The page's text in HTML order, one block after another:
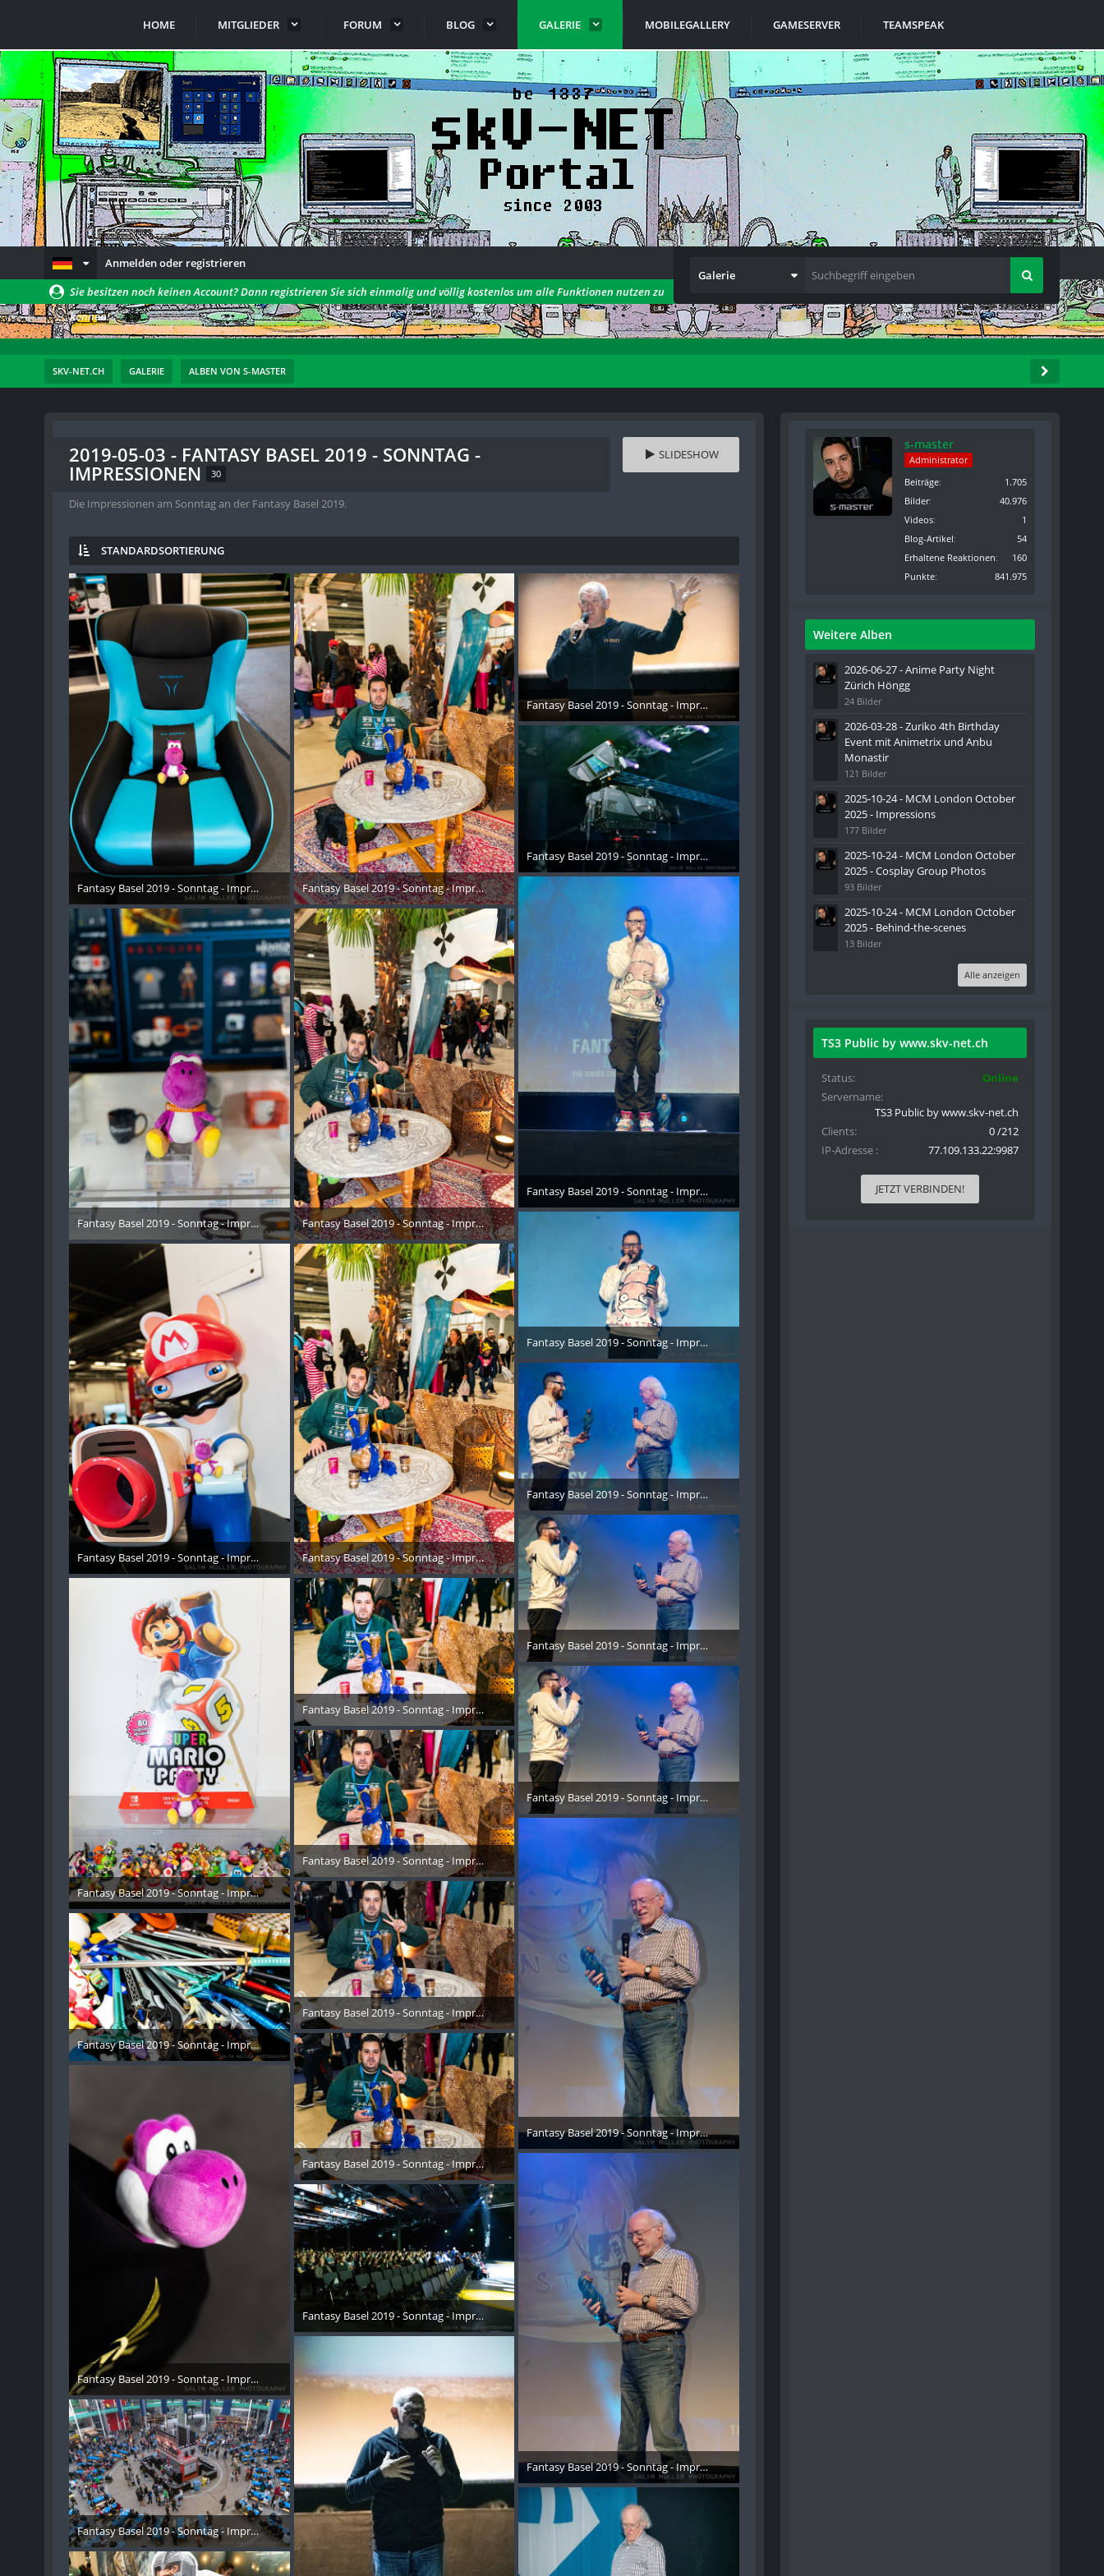
HOME MITGLIEDER FORUM BLOG GALERIE MOBILEGALLERY GAMESERVER TEAMSPEAK
Anmelden oder registrieren
Galerie
Sie besitzen noch keinen Account? Dann registrieren Sie sich einmalig und völlig kostenlos um alle Funktionen nutzen zu
können!
SKV-NET.CH GALERIE ALBEN VON S-MASTER
2019-05-03 - FANTASY BASEL 2019 - SONNTAG -
IMPRESSIONEN 30
Die Impressionen am Sonntag an der Fantasy Basel 2019.
SLIDESHOW
STANDARDSORTIERUNG
Fantasy Basel 2019 - Sonntag - Impressionen - 001
26. Oktober 2019
Fantasy Basel 2019 - Sonntag - Impressionen - 002
26. Oktober 2019
Fantasy Basel 2019 - Sonntag - Impressionen - 003
26. Oktober 2019
Fantasy Basel 2019 - Sonntag - Impressionen - 004
26. Oktober 2019
Fantasy Basel 2019 - Sonntag - Impressionen - 005
26. Oktober 2019
Fantasy Basel 2019 - Sonntag - Impressionen - 006
26. Oktober 2019
Fantasy Basel 2019 - Sonntag - Impressionen - 007
26. Oktober 2019
Fantasy Basel 2019 - Sonntag - Impressionen - 010
26. Oktober 2019
Fantasy Basel 2019 - Sonntag - Impressionen - 011
26. Oktober 2019
Fantasy Basel 2019 - Sonntag - Impressionen - 012
26. Oktober 2019
Fantasy Basel 2019 - Sonntag - Impressionen - 013
26. Oktober 2019
Fantasy Basel 2019 - Sonntag - Impressionen - 014
26. Oktober 2019
Fantasy Basel 2019 - Sonntag - Impressionen - 015
26. Oktober 2019
Fantasy Basel 2019 - Sonntag - Impressionen - 016
26. Oktober 2019
Fantasy Basel 2019 - Sonntag - Impressionen - 017
26. Oktober 2019
Fantasy Basel 2019 - Sonntag - Impressionen - 020
26. Oktober 2019
Fantasy Basel 2019 - Sonntag - Impressionen - 021
26. Oktober 2019
Fantasy Basel 2019 - Sonntag - Impressionen - 022
26. Oktober 2019
Fantasy Basel 2019 - Sonntag - Impressionen - 023
26. Oktober 2019
Fantasy Basel 2019 - Sonntag - Impressionen - 024
26. Oktober 2019
Fantasy Basel 2019 - Sonntag - Impressionen - 025
Fantasy Basel 2019 - Sonntag - Impressionen - 026
26. Oktober 2019
Fantasy Basel 2019 - Sonntag - Impressionen - 027
26. Oktober 2019
Fantasy Basel 2019 - Sonntag - Impressionen - 028
26. Oktober 2019
s-master
Administrator
Beiträge
1.705
Bilder
40.976
Videos
1
Blog-Artikel
54
Erhaltene Reaktionen
160
Punkte
841.975
Weitere Alben
2026-06-27 - Anime Party Night
Zürich Höngg
24 Bilder
2026-03-28 - Zuriko 4th Birthday
Event mit Animetrix und Anbu
Monastir
121 Bilder
2025-10-24 - MCM London October
2025 - Impressions
177 Bilder
2025-10-24 - MCM London October
2025 - Cosplay Group Photos
93 Bilder
2025-10-24 - MCM London October
2025 - Behind-the-scenes
13 Bilder
Alle anzeigen
TS3 Public by www.skv-net.ch
Status
Online
Servername
TS3 Public by www.skv-net.ch
Clients
0 /212
IP-Adresse
77.109.133.22:9987
JETZT VERBINDEN!